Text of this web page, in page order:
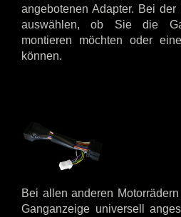
angebotenen Adapter. Bei
auswählen, ob Sie die
montieren möchten oder
können.
Bei allen anderen
Ganganzeige universell